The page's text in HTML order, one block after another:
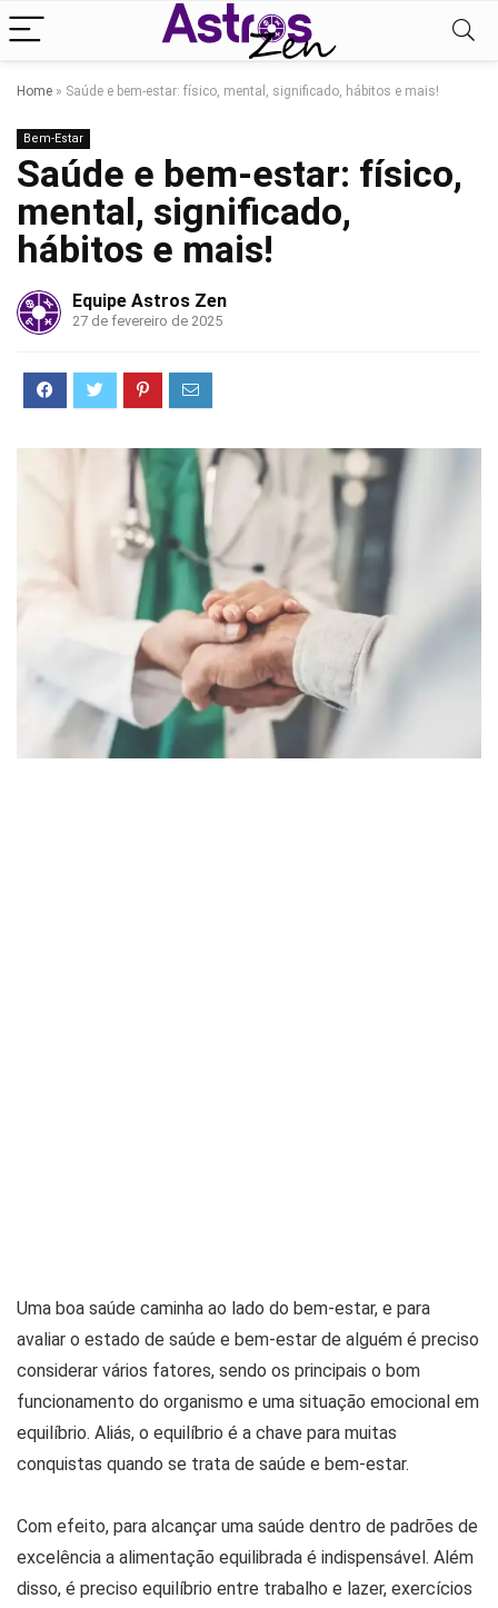
Home » Saúde e bem-estar: físico, mental, significado, hábitos e mais!
Bem-Estar
Saúde e bem-estar: físico,
mental, significado,
hábitos e mais!
Equipe Astros Zen
27 de fevereiro de 2025
Uma boa saúde caminha ao lado do bem-estar, e para
avaliar o estado de saúde e bem-estar de alguém é preciso
considerar vários fatores, sendo os principais o bom
funcionamento do organismo e uma situação emocional em
equilíbrio. Aliás, o equilíbrio é a chave para muitas
conquistas quando se trata de saúde e bem-estar.
Com efeito, para alcançar uma saúde dentro de padrões de
excelência a alimentação equilibrada é indispensável. Além
disso, é preciso equilíbrio entre trabalho e lazer, exercícios